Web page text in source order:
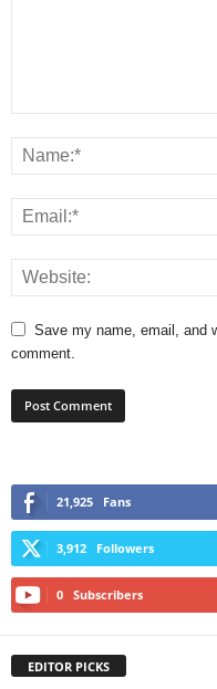
Save my name, email, and
comment.
21,925 Fans
3,912 Followers
0 Subscribers
EDITOR PICKS